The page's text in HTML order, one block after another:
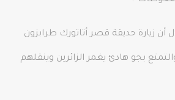
أن زيارة حديقة قصر أتاتورك طرابزون
بجو هادئ يغمر الزائرين وينقلهم